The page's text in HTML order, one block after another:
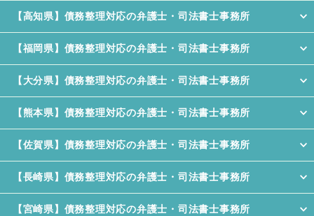
【高知県】債務整理対応の弁護士・司法書士事務所
【福岡県】債務整理対応の弁護士・司法書士事務所
【大分県】債務整理対応の弁護士・司法書士事務所
【熊本県】債務整理対応の弁護士・司法書士事務所
【佐賀県】債務整理対応の弁護士・司法書士事務所
【長崎県】債務整理対応の弁護士・司法書士事務所
【宮崎県】債務整理対応の弁護士・司法書士事務所